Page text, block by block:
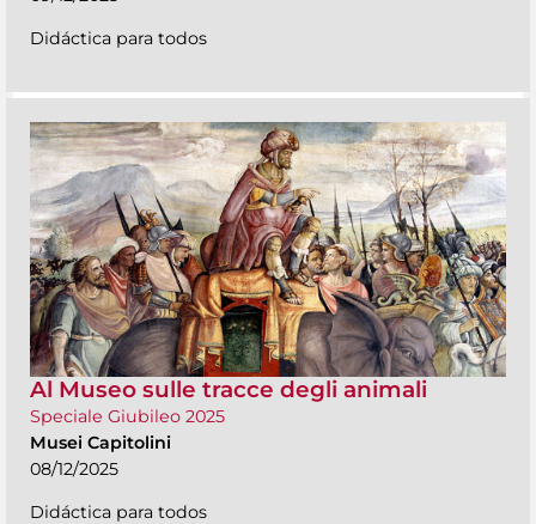
Didáctica para todos
Al Museo sulle tracce degli animali
Speciale Giubileo 2025
Musei Capitolini
08/12/2025
Didáctica para todos